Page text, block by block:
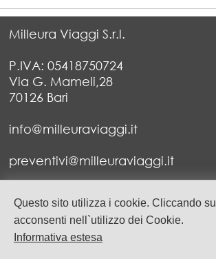
Questo sito utilizza i cookie. Cliccando su
acconsenti nell`utilizzo dei Cookie.
Informativa estesa
Milleura Viaggi S.r.l.
P.IVA: 05418750724
Via G. Mameli,28
70126 Bari
info@milleuraviaggi.it
preventivi@milleuraviaggi.it
Fax 080 5547628
privacy cookie